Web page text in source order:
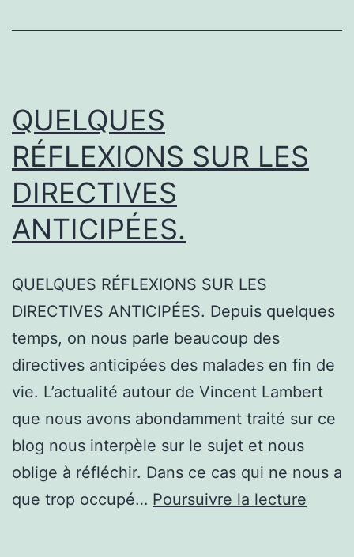
QUELQUES
RÉFLEXIONS SUR LES
DIRECTIVES
ANTICIPÉES.
QUELQUES RÉFLEXIONS SUR LES
DIRECTIVES ANTICIPÉES. Depuis quelques
temps, on nous parle beaucoup des
directives anticipées des malades en fin de
vie. L’actualité autour de Vincent Lambert
que nous avons abondamment traité sur ce
blog nous interpèle sur le sujet et nous
oblige à réfléchir. Dans ce cas qui ne nous a
que trop occupé… Poursuivre la lecture